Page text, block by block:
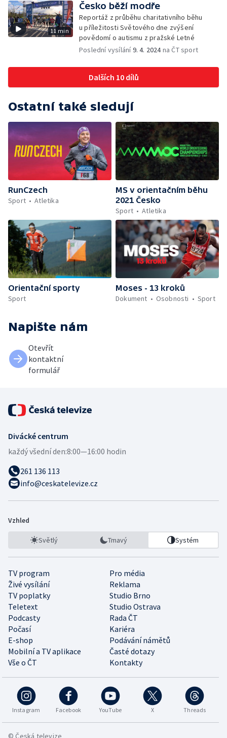
11 min
Česko běží modře
Reportáž z průběhu charitativního běhu
u příležitosti Světového dne zvýšení
povědomí o autismu z pražské Letné
Poslední vysílání9. 4. 2024na ČT sport
Dalších 10 dílů
Ostatní také sledují
RunCzech
Sport
Atletika
MS v orientačním běhu
2021 Česko
Sport
Atletika
Orientační sporty
Sport
Moses - 13 kroků
Dokument
Osobnosti Sport
Napište nám
Otevřít
kontaktní
formulář
Divácké centrum
každý všední den:8:00—16:00 hodin
261 136 113
info@ceskatelevize.cz
Vzhled
Světlý Tmavý Systém
TV program
Pro média
Živé vysílání
Reklama
TV poplatky
Studio Brno
Teletext
Studio Ostrava
Podcasty
Rada ČT
Počasí
Kariéra
E-shop
Podávání námětů
Mobilní a TV aplikace
Časté dotazy
Vše o ČT
Kontakty
Instagram Facebook YouTube X Threads
© Česká televize